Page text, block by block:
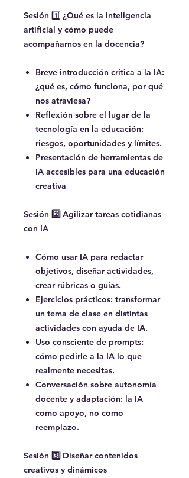
Sesión 1️⃣ ¿Qué es la inteligencia
artificial y cómo puede
acompañarnos en la docencia?
Breve introducción crítica a la IA:
¿qué es, cómo funciona, por qué
nos atraviesa?
Reflexión sobre el lugar de la
tecnología en la educación:
riesgos, oportunidades y límites.
Presentación de herramientas de
IA accesibles para una educación
creativa
Sesión 2️⃣ Agilizar tareas cotidianas
con IA
Cómo usar IA para redactar
objetivos, diseñar actividades,
crear rúbricas o guías.
Ejercicios prácticos: transformar
un tema de clase en distintas
actividades con ayuda de IA.
Uso consciente de prompts:
cómo pedirle a la IA lo que
realmente necesitas.
Conversación sobre autonomía
docente y adaptación: la IA
como apoyo, no como
reemplazo.
Sesión 3️⃣ Diseñar contenidos
creativos y dinámicos